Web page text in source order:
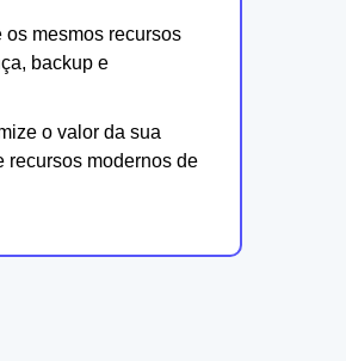
os mesmos recursos
backup e
o valor da sua
recursos modernos de